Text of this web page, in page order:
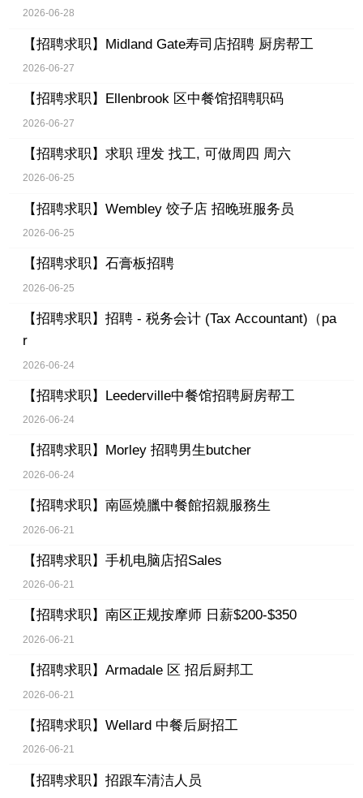
2026-06-28
【招聘求职】 Midland Gate寿司店招聘 厨房帮工
2026-06-27
【招聘求职】 Ellenbrook 区中餐馆招聘职码
2026-06-27
【招聘求职】 求职 理发 找工, 可做周四 周六
2026-06-25
【招聘求职】 Wembley 饺子店 招晚班服务员
2026-06-25
【招聘求职】 石膏板招聘
2026-06-25
【招聘求职】 招聘 - 税务会计 (Tax Accountant)（pa
r
2026-06-24
【招聘求职】 Leederville中餐馆招聘厨房帮工
2026-06-24
【招聘求职】 Morley 招聘男生butcher
2026-06-24
【招聘求职】 南區燒臘中餐館招親服務生
2026-06-21
【招聘求职】 手机电脑店招Sales
2026-06-21
【招聘求职】 南区正规按摩师 日薪$200-$350
2026-06-21
【招聘求职】 Armadale 区 招后厨邦工
2026-06-21
【招聘求职】 Wellard 中餐后厨招工
2026-06-21
【招聘求职】 招跟车清洁人员